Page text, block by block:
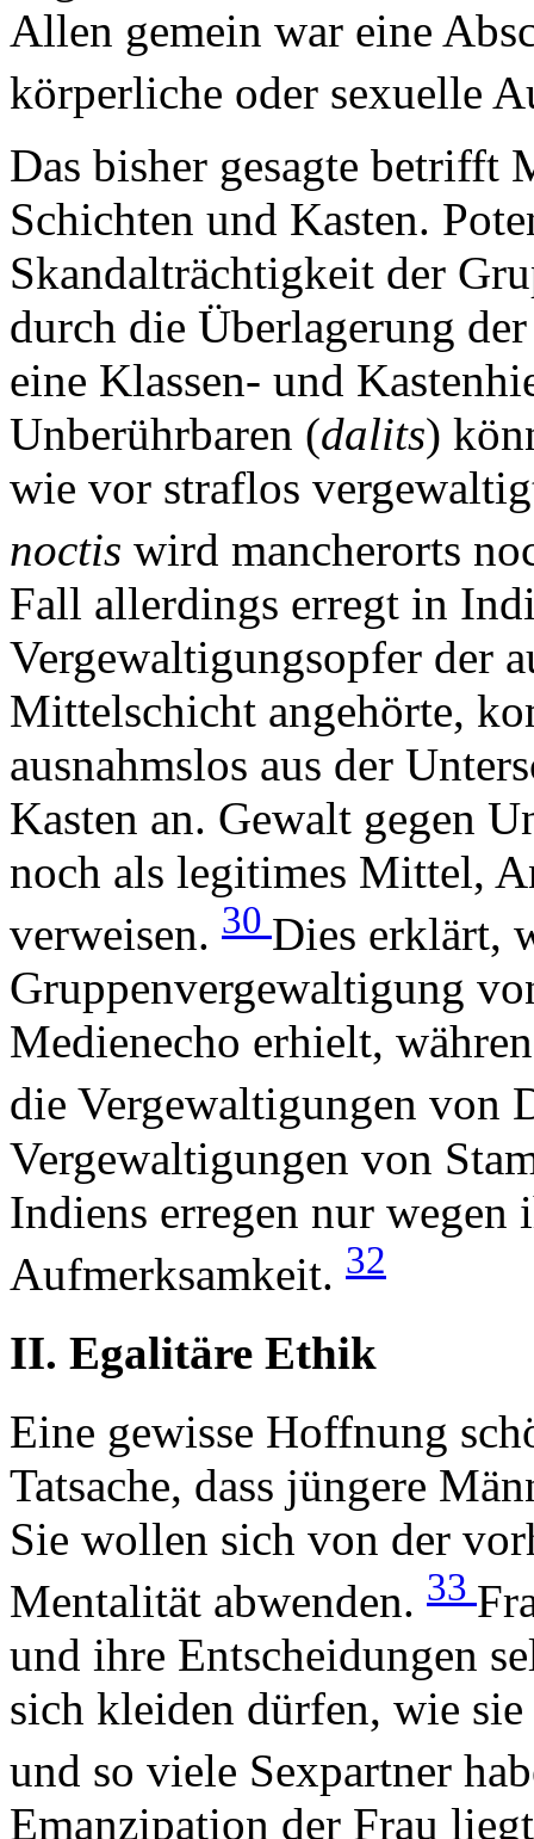
Allen gemein war eine
körperliche oder sexuelle
Das bisher gesagte betrifft
Schichten und Kasten.
Skandalträchtigkeit der
durch die Überlagerung
eine Klassen- und
Unberührbaren (dalits)
wie vor straflos
noctis wird mancherorts
Fall allerdings erregt in
Vergewaltigungsopfer der
Mittelschicht angehörte,
ausnahmslos aus der
Kasten an. Gewalt gegen
noch als legitimes Mittel,
verweisen. 30 Dies erklärt,
Gruppenvergewaltigung
Medienecho erhielt,
die Vergewaltigungen von
Vergewaltigungen von
Indiens erregen nur wegen
Aufmerksamkeit. 32
II. Egalitäre Ethik
Eine gewisse Hoffnung
Tatsache, dass jüngere
Sie wollen sich von der
Mentalität abwenden. 33
und ihre Entscheidungen
sich kleiden dürfen, wie
und so viele Sexpartner
Emanzipation der Frau